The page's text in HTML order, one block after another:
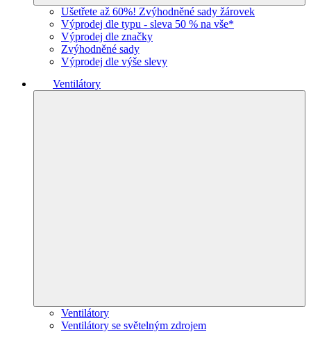
Ušetřete až 60%! Zvýhodněné sady žárovek
Výprodej dle typu - sleva 50 % na vše*
Výprodej dle značky
Zvýhodněné sady
Výprodej dle výše slevy
Ventilátory
Ventilátory
Ventilátory se světelným zdrojem